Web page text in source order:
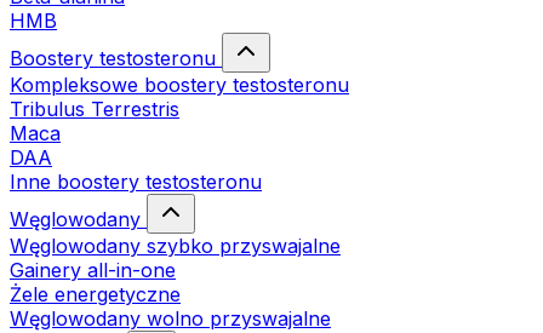
HMB
Boostery testosteronu
Kompleksowe boostery testosteronu
Tribulus Terrestris
Maca
DAA
Inne boostery testosteronu
Węglowodany
Węglowodany szybko przyswajalne
Gainery all-in-one
Żele energetyczne
Węglowodany wolno przyswajalne